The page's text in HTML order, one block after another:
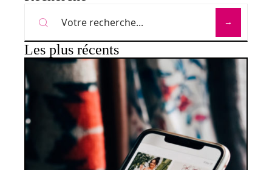
Les plus récents